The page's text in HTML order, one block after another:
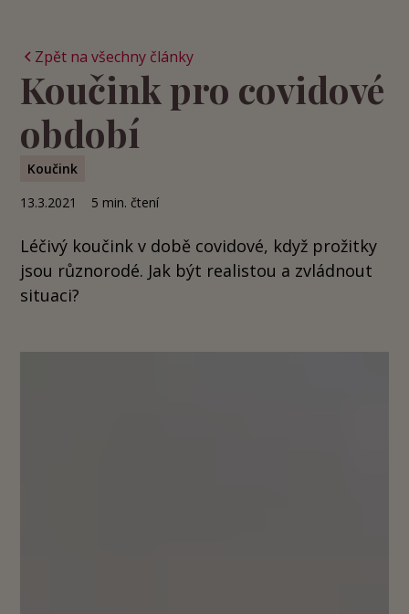
Zpět na všechny články
Koučink pro covidové
období
Koučink
13.3.2021
5 min. čtení
Léčivý koučink v době covidové, když prožitky
jsou různorodé. Jak být realistou a zvládnout
situaci?